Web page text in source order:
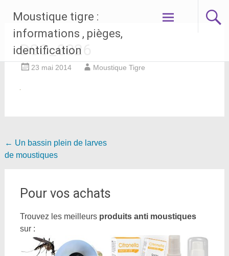
contenu
Moustique tigre :
informations , pièges,
identification
DSC_0026
23 mai 2014 Moustique Tigre
Navigation
de
← Un bassin plein de larves
de moustiques
Pour vos achats
Trouvez les meilleurs produits anti moustiques
sur :